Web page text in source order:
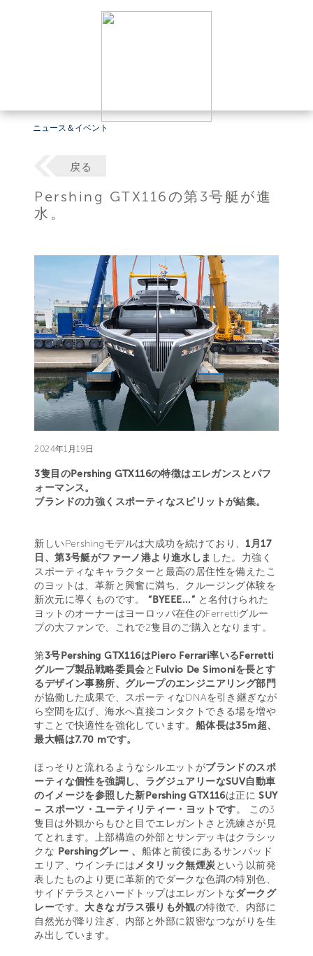
ニュース＆イベント
戻る
Pershing GTX116の第3号艇が進
水。
2024年1月19日
3隻目のPershing GTX116の特徴はエレガンスとパフ
ォーマンス。
ブランドの力強くスポーティなスピリットが結集。
新しいPershingモデルは大成功を続けており、1月17
日、第3号艇がファーノ港より進水しま した。力強く
スポーティなキャラクターと最高の居住性を備えたこ
のヨットは、革新と興奮に満ち、クルージング体験を
新次元に導くものです。“BYEEE...” と名付けられた
ヨットのオーナーはヨーロッパ在住のFerrettiグルー
プの大ファンで、これで2隻目のご購入となります。
第3号Pershing GTX116はPiero Ferrari率いるFerretti
グループ製品戦略委員会と Fulvio De Simoniを長とす
るデザイン事務所、グループのエンジニアリング部門
が協働した成果で、スポーティなDNAを引き継ぎなが
ら空間を広げ、海水へ直接コンタクトできる場を増や
すことで快適性を強化しています。 船体長は35m超、
最大幅は7.70 mです。
ほっそりと流れるようなシルエットがブランドのスポ
ーティな個性を強調し、ラグジュアリーなSUV自動車
のイメージを参照した新Pershing GTX116は正にSUY
– スポーツ・ユーティリティー・ヨットです。 この3
隻目は外観からもひと目でエレガントさと洗練さが見
てとれます。上部構造の外部とサンデッキはクラシッ
クな Pershingグレー 、 船体と前後にあるサンパッド
エリア、ウインチにはメタリック無煙炭という以前発
表したものより更に革新的でダークな色調の特別色、
サイドテラスとハードトップはエレガントなダークグ
レーです。 大きなガラス張りも外観の特徴で、内部に
自然光が降り注ぎ、内部と外部に親密なつながりを生
み出しています。